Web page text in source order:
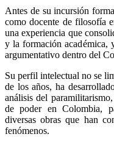
Antes de su incursión
como docente de filosofía
una experiencia que
y la formación académica,
argumentativo dentro del
Su perfil intelectual no se
de los años, ha
análisis del
de poder en Colombia,
diversas obras que han
fenómenos.